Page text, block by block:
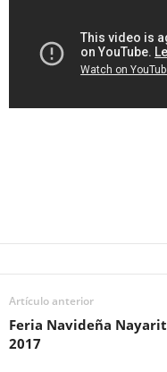
Artículo anterior
Feria Navideña Nayarit
2017